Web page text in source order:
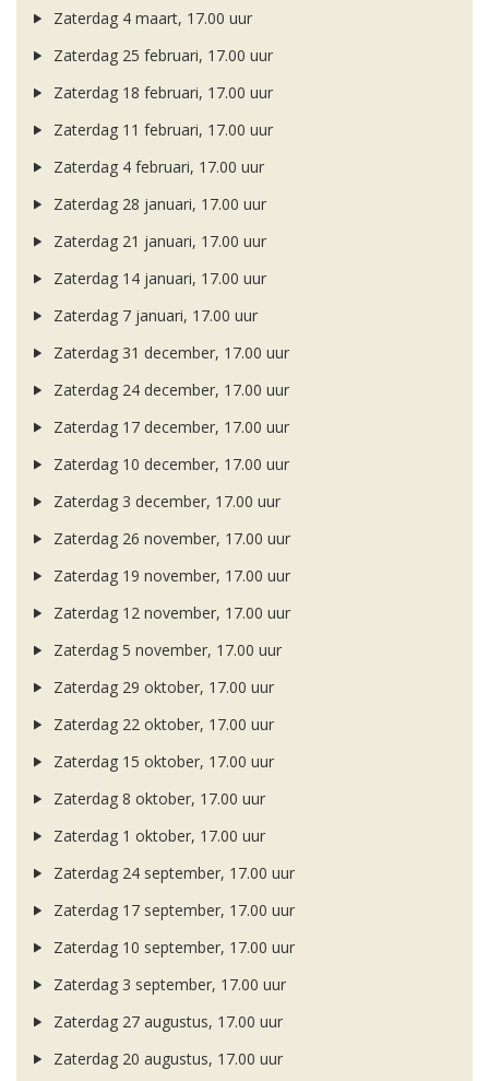
Zaterdag 4 maart, 17.00 uur
Zaterdag 25 februari, 17.00 uur
Zaterdag 18 februari, 17.00 uur
Zaterdag 11 februari, 17.00 uur
Zaterdag 4 februari, 17.00 uur
Zaterdag 28 januari, 17.00 uur
Zaterdag 21 januari, 17.00 uur
Zaterdag 14 januari, 17.00 uur
Zaterdag 7 januari, 17.00 uur
Zaterdag 31 december, 17.00 uur
Zaterdag 24 december, 17.00 uur
Zaterdag 17 december, 17.00 uur
Zaterdag 10 december, 17.00 uur
Zaterdag 3 december, 17.00 uur
Zaterdag 26 november, 17.00 uur
Zaterdag 19 november, 17.00 uur
Zaterdag 12 november, 17.00 uur
Zaterdag 5 november, 17.00 uur
Zaterdag 29 oktober, 17.00 uur
Zaterdag 22 oktober, 17.00 uur
Zaterdag 15 oktober, 17.00 uur
Zaterdag 8 oktober, 17.00 uur
Zaterdag 1 oktober, 17.00 uur
Zaterdag 24 september, 17.00 uur
Zaterdag 17 september, 17.00 uur
Zaterdag 10 september, 17.00 uur
Zaterdag 3 september, 17.00 uur
Zaterdag 27 augustus, 17.00 uur
Zaterdag 20 augustus, 17.00 uur